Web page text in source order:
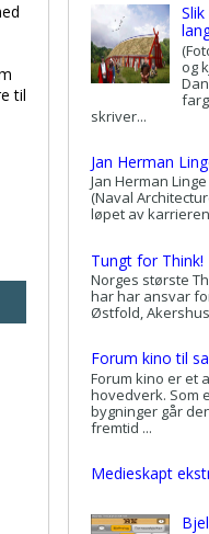
til
og
skriver...
Jan Herman
Jan Herman
(Naval
løpet av
Tungt for Think!
Norges største
har har ansvar
Østfold, Akershus
Forum kino til
Forum kino er et
hovedverk. Som
bygninger går
fremtid ...
Medieskapt